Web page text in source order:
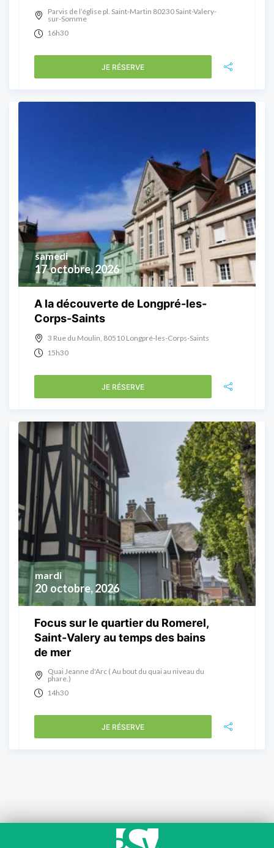
Parvis de l’église pl. Saint-Martin 80230 Saint-Valery-
sur-Somme
16h30
JE RÉSERVE
17 octobre, 2026
samedi
A la découverte de Longpré-les-
Corps-Saints
3 Rue du Moulin, 80510 Longpré-les-Corps-Saints
15h30
JE RÉSERVE
20 octobre, 2026
mardi
Focus sur le quartier du Romerel,
Saint-Valery au temps des bains
de mer
Quai Jeanne d'Arc ( Au bout du quai au niveau du
phare.)
14h30
JE RÉSERVE